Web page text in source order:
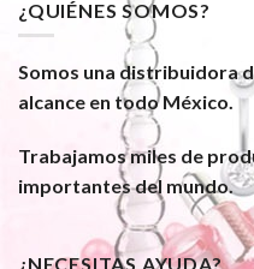
¿QUIÉNES SOMOS?
Somos una distribuidora
alcance en todo México.
Trabajamos miles de
importantes del mundo.
¿NECESITAS AYUDA?